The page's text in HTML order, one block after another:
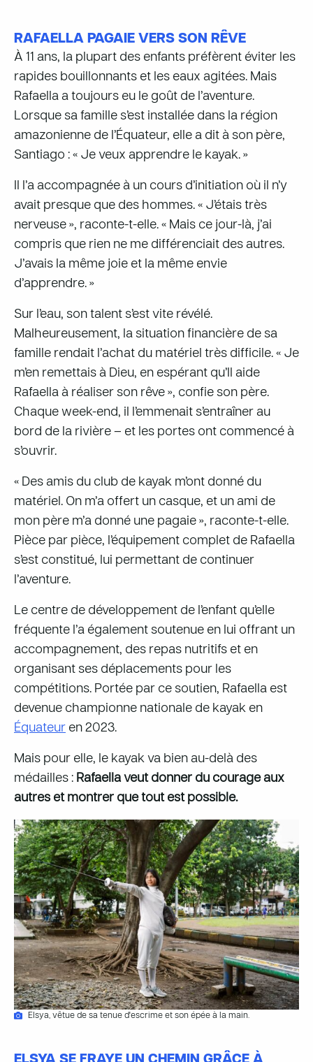
RAFAELLA PAGAIE VERS SON RÊVE
À 11 ans, la plupart des enfants préfèrent éviter les
rapides bouillonnants et les eaux agitées. Mais
Rafaella a toujours eu le goût de l’aventure.
Lorsque sa famille s’est installée dans la région
amazonienne de l’Équateur, elle a dit à son père,
Santiago : « Je veux apprendre le kayak. »
Il l’a accompagnée à un cours d’initiation où il n’y
avait presque que des hommes. « J’étais très
nerveuse », raconte-t-elle. « Mais ce jour-là, j’ai
compris que rien ne me différenciait des autres.
J’avais la même joie et la même envie
d’apprendre. »
Sur l’eau, son talent s’est vite révélé.
Malheureusement, la situation financière de sa
famille rendait l’achat du matériel très difficile. « Je
m’en remettais à Dieu, en espérant qu’Il aide
Rafaella à réaliser son rêve », confie son père.
Chaque week-end, il l’emmenait s’entraîner au
bord de la rivière – et les portes ont commencé à
s’ouvrir.
« Des amis du club de kayak m’ont donné du
matériel. On m’a offert un casque, et un ami de
mon père m’a donné une pagaie », raconte-t-elle.
Pièce par pièce, l’équipement complet de Rafaella
s’est constitué, lui permettant de continuer
l’aventure.
Le centre de développement de l’enfant qu’elle
fréquente l’a également soutenue en lui offrant un
accompagnement, des repas nutritifs et en
organisant ses déplacements pour les
compétitions. Portée par ce soutien, Rafaella est
devenue championne nationale de kayak en
Équateur en 2023.
Mais pour elle, le kayak va bien au-delà des
médailles : Rafaella veut donner du courage aux
autres et montrer que tout est possible.
Elsya, vêtue de sa tenue d'escrime et son épée à la main.